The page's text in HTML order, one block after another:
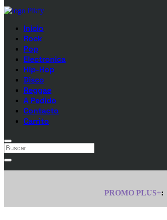
Inicio
Rock
Pop
Electronica
Hip-Hop
Disco
Reggae
A Pedido
Contacto
Carrito
PROMO PLUS+: